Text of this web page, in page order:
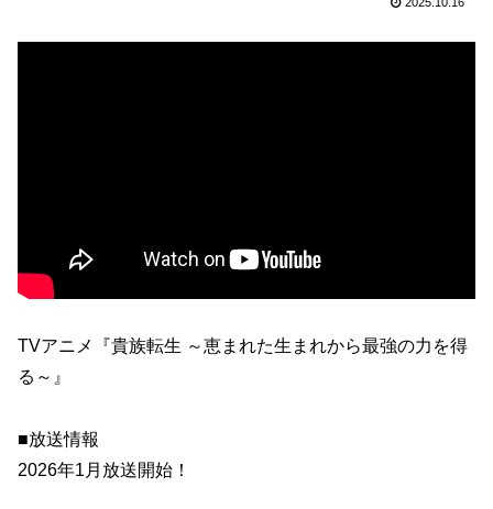
TVアニメ『貴族転生 ～恵まれた生まれから最強の力を得
る～』
■放送情報
2026年1月放送開始！